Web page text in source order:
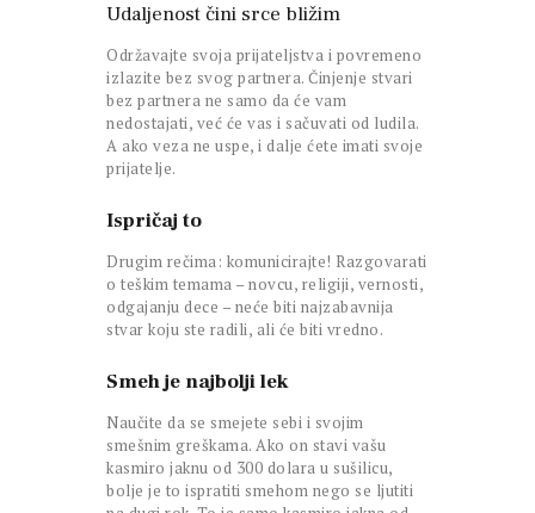
Udaljenost čini srce bližim
Održavajte svoja prijateljstva i povremeno
izlazite bez svog partnera. Činjenje stvari
bez partnera ne samo da će vam
nedostajati, već će vas i sačuvati od ludila.
A ako veza ne uspe, i dalje ćete imati svoje
prijatelje.
Ispričaj to
Drugim rečima: komunicirajte! Razgovarati
o teškim temama – novcu, religiji, vernosti,
odgajanju dece – neće biti najzabavnija
stvar koju ste radili, ali će biti vredno.
Smeh je najbolji lek
Naučite da se smejete sebi i svojim
smešnim greškama. Ako on stavi vašu
kasmiro jaknu od 300 dolara u sušilicu,
bolje je to ispratiti smehom nego se ljutiti